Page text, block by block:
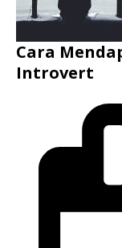
Cara
Introvert